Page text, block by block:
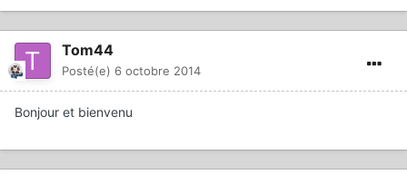
Tom44
Posté(e) 6 octobre 2014
Bonjour et bienvenu